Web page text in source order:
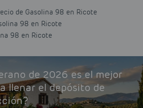
de Gasolina 98 en Ricote
98 en Ricote
98 en Ricote
de 2026 es el mejor
llenar el depósito de